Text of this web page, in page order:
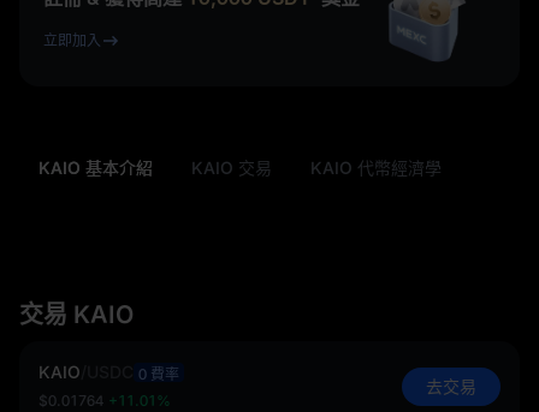
立即加入
KAIO 基本介紹 KAIO 交易 KAIO 代幣經濟學
交易 KAIO
KAIO
0 費率
$0.01764 +11.01%
去交易